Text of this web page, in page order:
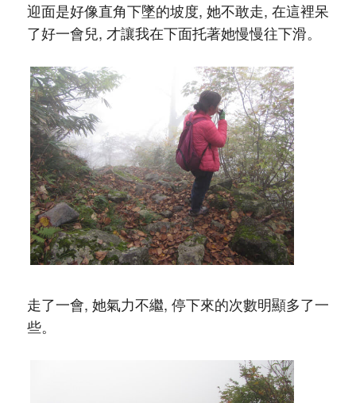
迎面是好像直角下墜的坡度, 她不敢走, 在這裡呆
了好一會兒, 才讓我在下面托著她慢慢往下滑。
走了一會, 她氣力不繼, 停下來的次數明顯多了一
些。